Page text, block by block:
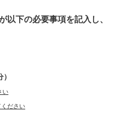
下の必要事項を記入し、
い
ださい